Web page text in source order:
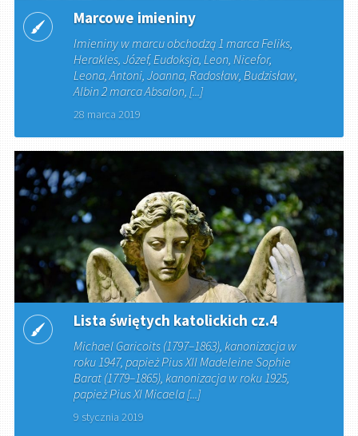
Marcowe imieniny
Imieniny w marcu obchodzą 1 marca Feliks,
Herakles, Józef, Eudoksja, Leon, Nicefor,
Leona, Antoni, Joanna, Radosław, Budzisław,
Albin 2 marca Absalon, [...]
28 marca 2019
Lista świętych katolickich cz.4
Michael Garicoits (1797–1863), kanonizacja w
roku 1947, papież Pius XII Madeleine Sophie
Barat (1779–1865), kanonizacja w roku 1925,
papież Pius XI Micaela [...]
9 stycznia 2019